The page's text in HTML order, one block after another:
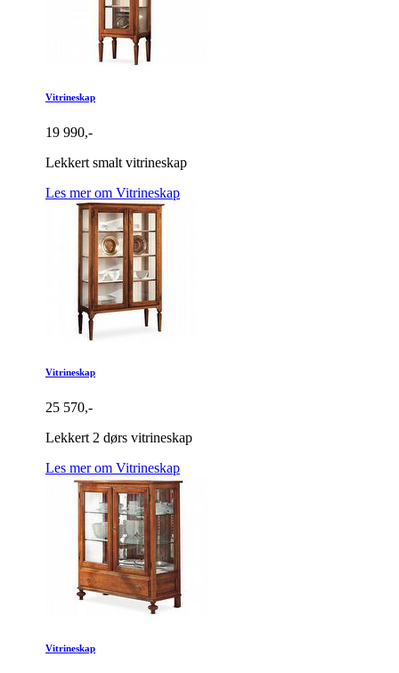
Vitrineskap
19 990,-
Lekkert smalt vitrineskap
Les mer om Vitrineskap
Vitrineskap
25 570,-
Lekkert 2 dørs vitrineskap
Les mer om Vitrineskap
Vitrineskap